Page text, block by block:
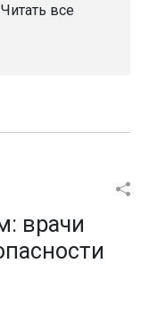
Читать все
врачи